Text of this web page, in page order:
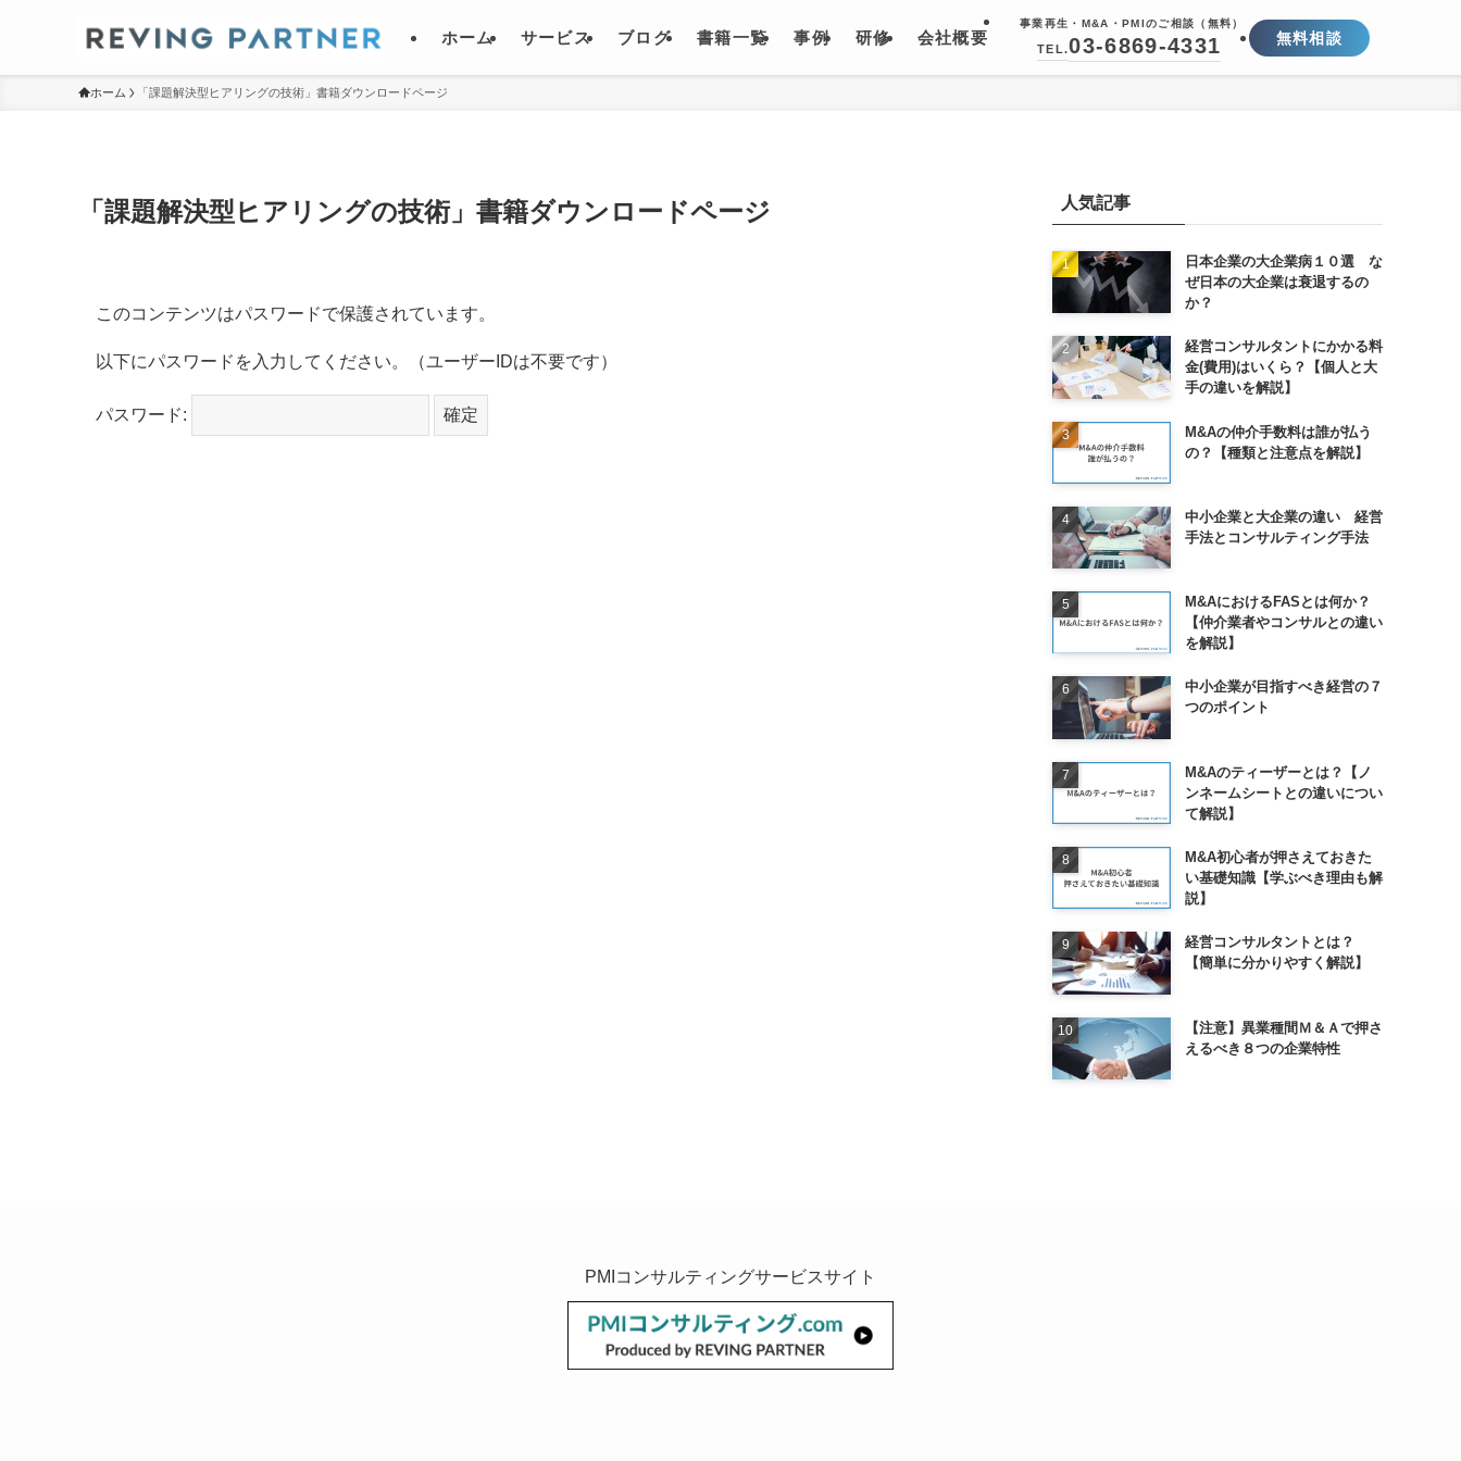
ホーム サービス ブログ 書籍一覧 事例 研修 会社概要
事業再生・M&A・PMIのご相談（無料）
TEL.03-6869-4331 無料相談
ホーム 「課題解決型ヒアリングの技術」書籍ダウンロードページ
「課題解決型ヒアリングの技術」書籍ダウンロードページ
このコンテンツはパスワードで保護されています。
以下にパスワードを入力してください。（ユーザーIDは不要です）
パスワード:
人気記事
日本企業の大企業病１０選 な
ぜ日本の大企業は衰退するの
か？
経営コンサルタントにかかる料
金(費用)はいくら？【個人と大
手の違いを解説】
M&Aの仲介手数料は誰が払う
の？【種類と注意点を解説】
中小企業と大企業の違い 経営
手法とコンサルティング手法
M&AにおけるFASとは何か？
【仲介業者やコンサルとの違い
を解説】
中小企業が目指すべき経営の７
つのポイント
M&Aのティーザーとは？【ノ
ンネームシートとの違いについ
て解説】
M&A初心者が押さえておきた
い基礎知識【学ぶべき理由も解
説】
経営コンサルタントとは？
【簡単に分かりやすく解説】
【注意】異業種間Ｍ＆Ａで押さ
えるべき８つの企業特性
PMIコンサルティングサービスサイト